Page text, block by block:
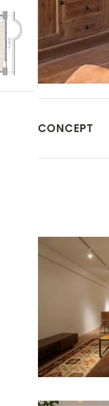
CONCEPT